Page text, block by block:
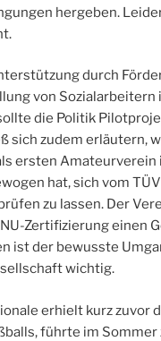
hergeben.
durch
von Sozialarbeitern
die Politik
sich zudem erläutern,
ersten Amateurverein
hat, sich vom
zu lassen. Der
Zertifizierung einen
ist der bewusste
wichtig.
erhielt kurz zuvor
führte im Sommer